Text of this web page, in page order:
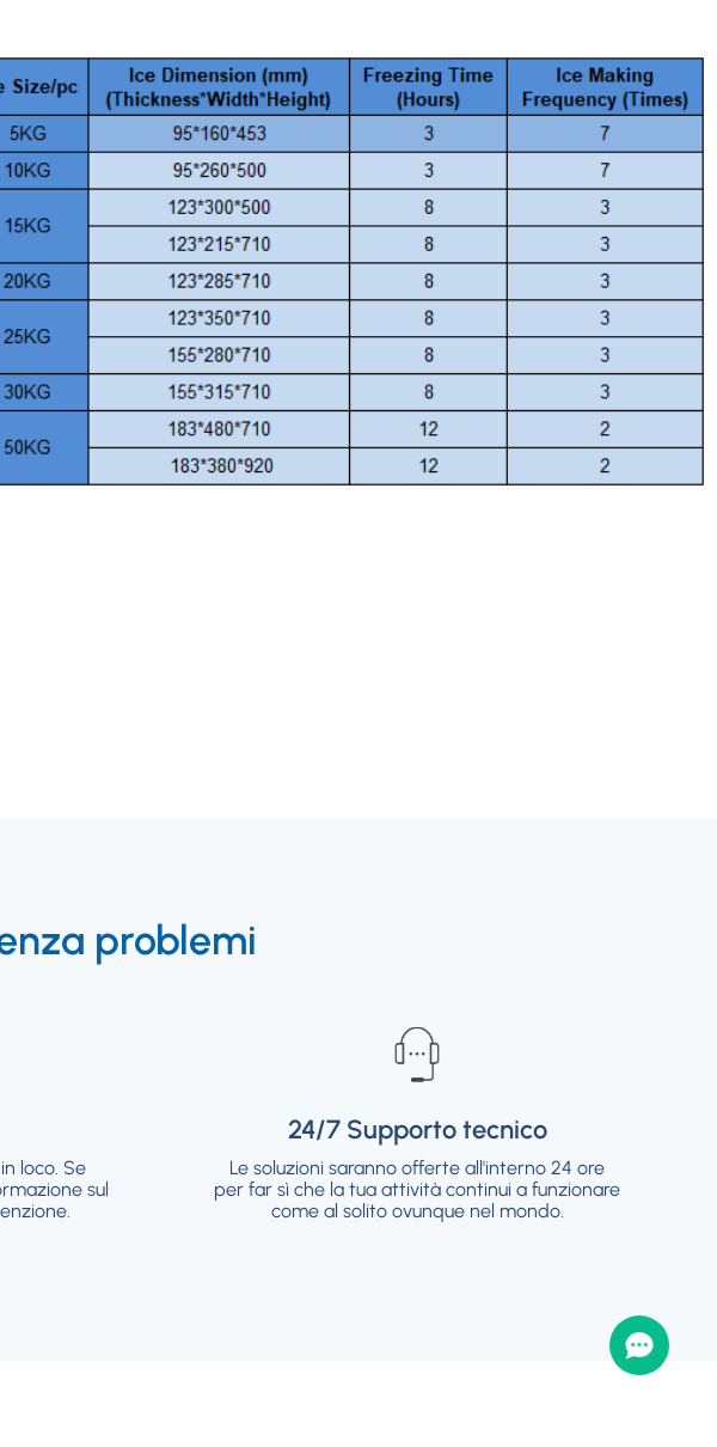
problemi
loco. Se
sul
loco. Se
sul
24/7 Supporto tecnico
Le soluzioni saranno offerte all'interno 24 ore
per far sì che la tua attività continui a funzionare
come al solito ovunque nel mondo.
24/7 Supporto tecnico
Le soluzioni saranno offerte all'interno 24 ore
per far sì che la tua attività continui a funzionare
come al solito ovunque nel mondo.